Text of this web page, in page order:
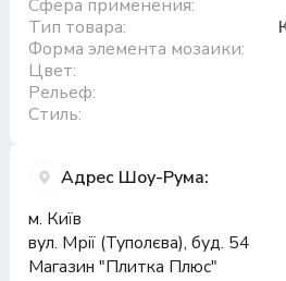
Сфера применения:
Тип товара:
Форма элемента мозаики:
Цвет:
Рельеф:
Стиль:
Адрес Шоу-Рума:
м. Київ
вул. Мрії (Туполєва), буд. 54
Магазин "Плитка Плюс"